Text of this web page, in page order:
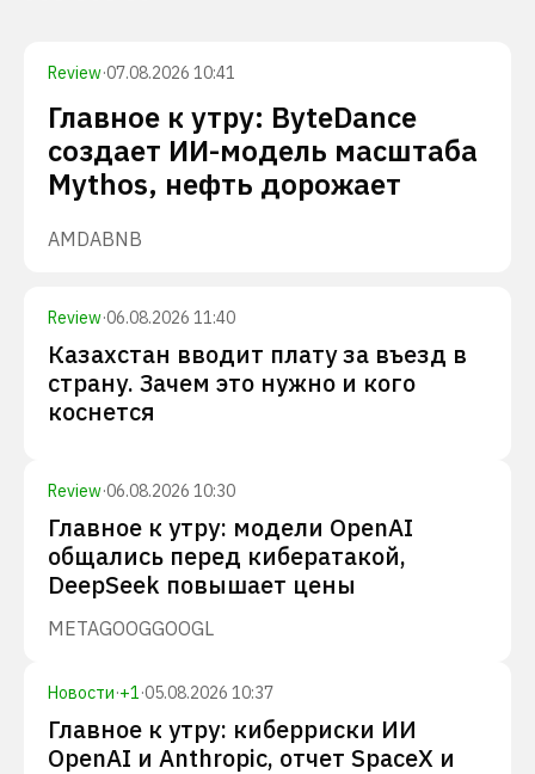
Review·07.08.2026 10:41
Главное к утру: ByteDance
создает ИИ-модель масштаба
Mythos, нефть дорожает
AMDABNB
Review·06.08.2026 11:40
Казахстан вводит плату за въезд в
страну. Зачем это нужно и кого
коснется
Review·06.08.2026 10:30
Главное к утру: модели OpenAI
общались перед кибератакой,
DeepSeek повышает цены
METAGOOGGOOGL
Новости·+1·05.08.2026 10:37
Главное к утру: киберриски ИИ
OpenAI и Anthropic, отчет SpaceX и